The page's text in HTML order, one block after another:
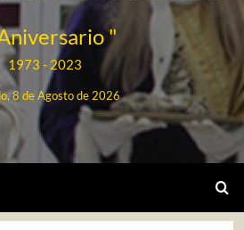
"
1973 - 2023
8 de Agosto de 2026